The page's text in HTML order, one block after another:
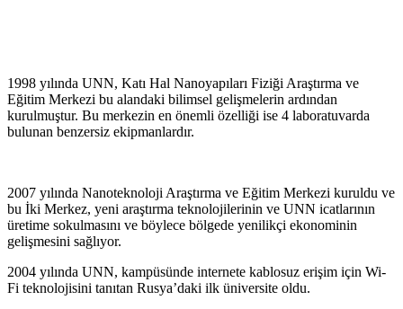
1998 yılında UNN, Katı Hal Nanoyapıları Fiziği Araştırma ve
Eğitim Merkezi bu alandaki bilimsel gelişmelerin ardından
kurulmuştur. Bu merkezin en önemli özelliği ise 4 laboratuvarda
bulunan benzersiz ekipmanlardır.
2007 yılında Nanoteknoloji Araştırma ve Eğitim Merkezi kuruldu ve
bu İki Merkez, yeni araştırma teknolojilerinin ve UNN icatlarının
üretime sokulmasını ve böylece bölgede yenilikçi ekonominin
gelişmesini sağlıyor.
2004 yılında UNN, kampüsünde internete kablosuz erişim için Wi-
Fi teknolojisini tanıtan Rusya’daki ilk üniversite oldu.